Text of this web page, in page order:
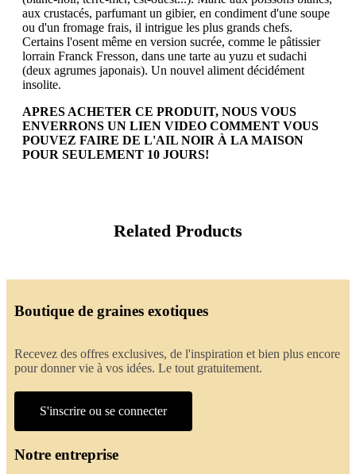
aux crustacés, parfumant un gibier, en condiment d'une soupe
ou d'un fromage frais, il intrigue les plus grands chefs.
Certains l'osent même en version sucrée, comme le pâtissier
lorrain Franck Fresson, dans une tarte au yuzu et sudachi
(deux agrumes japonais). Un nouvel aliment décidément
insolite.
APRES ACHETER CE PRODUIT, NOUS VOUS
ENVERRONS UN LIEN VIDEO COMMENT VOUS
POUVEZ FAIRE DE L'AIL NOIR À LA MAISON
POUR SEULEMENT 10 JOURS!
Related Products
Boutique de graines exotiques
Recevez des offres exclusives, de l'inspiration et bien plus encore
pour donner vie à vos idées. Le tout gratuitement.
S'inscrire ou se connecter
Notre entreprise